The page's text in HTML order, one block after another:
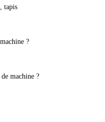
tapis
?
machine ?